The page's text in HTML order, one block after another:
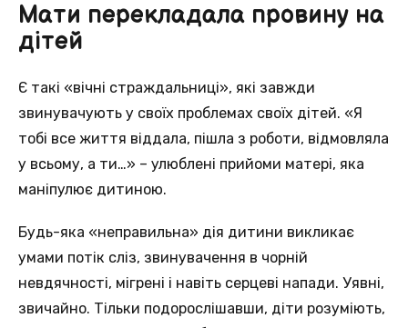
Мати перекладала провину на
дітей
Є такі «вічні страждальниці», які завжди
звинувачують у своїх проблемах своїх дітей. «Я
тобі все життя віддала, пішла з роботи, відмовляла
у всьому, а ти…» – улюблені прийоми матері, яка
маніпулює дитиною.
Будь-яка «неправильна» дія дитини викликає
умами потік сліз, звинувачення в чорній
невдячності, мігрені і навіть серцеві напади. Уявні,
звичайно. Тільки подорослішавши, діти розуміють,